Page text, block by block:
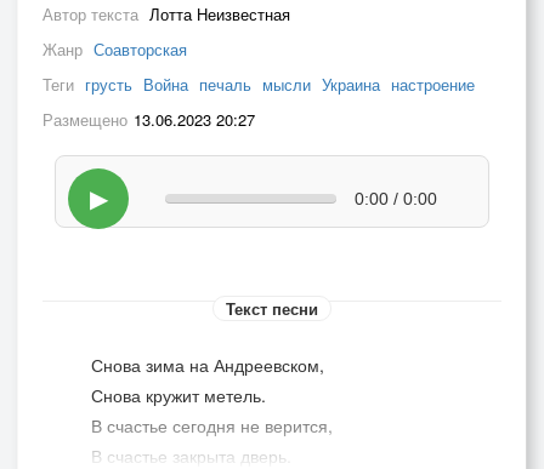
Автор текста Лотта Неизвестная
Жанр Соавторская
Теги грусть Война печаль мысли Украина настроение
Размещено 13.06.2023 20:27
▶ 0:00 / 0:00
Текст песни
Снова зима на Андреевском,
Снова кружит метель.
В счастье сегодня не верится,
В счастье закрыта дверь.